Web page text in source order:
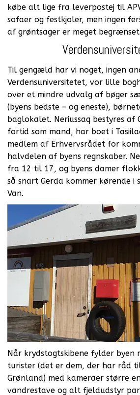
købe alt lige fra leverpostej til
sofaer og festkjoler, men ingen
af grøntsager er meget
Til gengæld har vi noget, ingen
Verdensuniversitetet, vor lille
over et mindre udvalg af bøger
(byens bedste – og eneste),
baglokalet. Neriussaq bestyres af
fortid som mand, har boet i
medlem af Erhvervsrådet for
halvdelen af byens regnskaber.
fra 12 til 17, og byens damer
så snart Gerda kommer kørende i
Van.
Når krydstogtskibene fylder byen
turister (det er dem, der har råd
Grønland) med kameraer større
vandrestave og alt fjeldudstyr